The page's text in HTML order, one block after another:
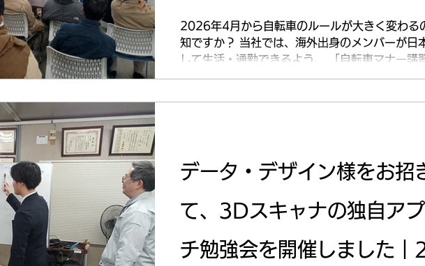
2026年4月から自転車のルールが大きく変わる
知ですか？ 当社では、海外出身のメンバーが日
して生活・通勤できるよう、 「自転車マナー講
視やスマホ操作などで反則金が発生するように。
行の徹底： 「逆走（右側通行）」がいかに危険
ヤホン、スマホ使用への厳しいルール。 受講し
わかった」 「自分だけでなく周りを守るための
と再認識した」といった声が上がりました。 ル
データ・デザイン様をお招
て、3Dスキャナの独自ア
チ勉強会を開催しました｜